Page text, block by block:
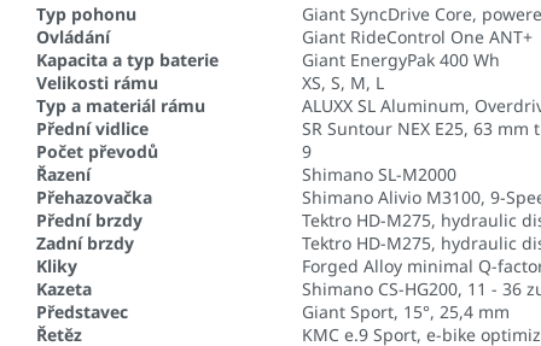
Typ pohonu
Giant SyncDrive Core,
Ovládání
Giant RideControl One ANT+
Kapacita a typ baterie
Giant EnergyPak 400 Wh
Velikosti rámu
XS, S, M, L
Typ a materiál rámu
ALUXX SL Aluminum,
Přední vidlice
SR Suntour NEX E25, 63 mm
Počet převodů
9
Řazení
Shimano SL-M2000
Přehazovačka
Shimano Alivio M3100, 9-
Přední brzdy
Tektro HD-M275, hydraulic
Zadní brzdy
Tektro HD-M275, hydraulic
Kliky
Forged Alloy minimal Q-
Kazeta
Shimano CS-HG200, 11 - 36
Představec
Giant Sport, 15°, 25,4 mm
Řetěz
KMC e.9 Sport, e-bike